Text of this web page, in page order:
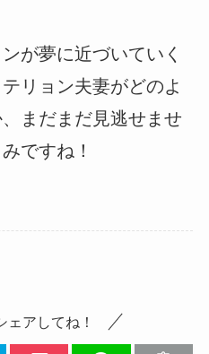
が夢に近づいていく
リョン夫妻がどのよ
まだまだ見逃せませ
ですね！
ェアしてね！